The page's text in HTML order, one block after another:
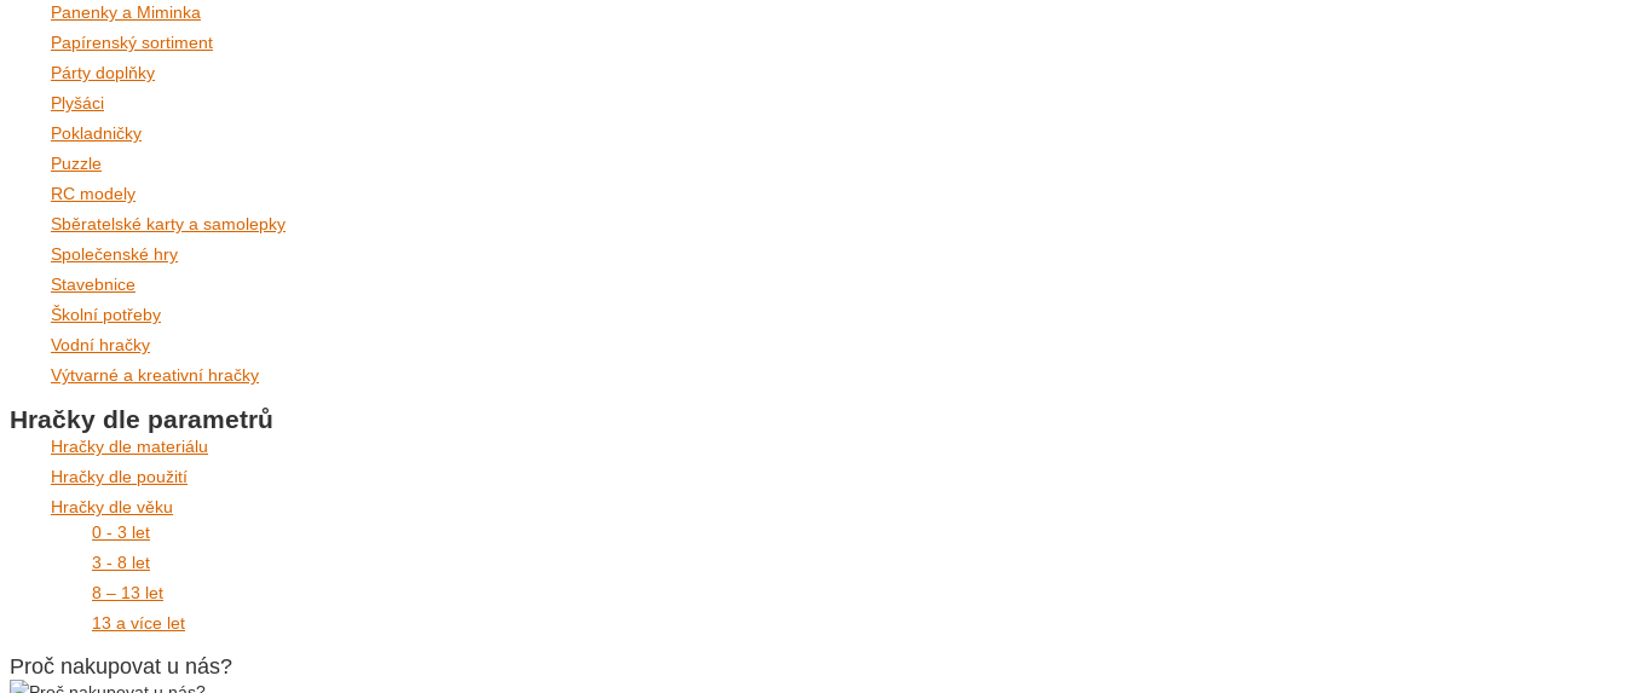
Panenky a Miminka
Papírenský sortiment
Párty doplňky
Plyšáci
Pokladničky
Puzzle
RC modely
Sběratelské karty a samolepky
Společenské hry
Stavebnice
Školní potřeby
Vodní hračky
Výtvarné a kreativní hračky
Hračky dle parametrů
Hračky dle materiálu
Hračky dle použití
Hračky dle věku
0 - 3 let
3 - 8 let
8 – 13 let
13 a více let
Proč nakupovat u nás?